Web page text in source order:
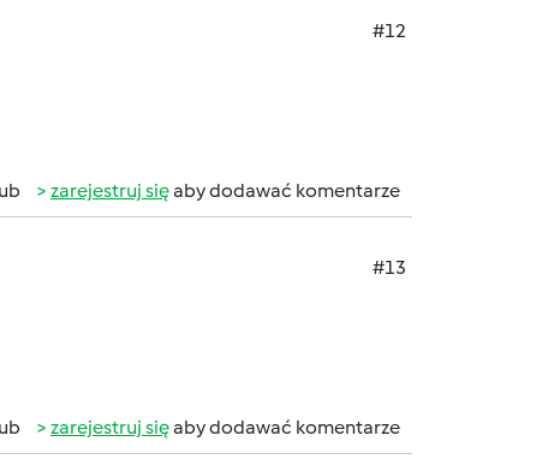
#12
zarejestruj sięaby dodawać komentarze
#13
zarejestruj sięaby dodawać komentarze